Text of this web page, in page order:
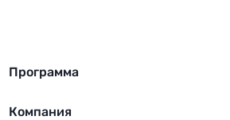
Программа
Компания